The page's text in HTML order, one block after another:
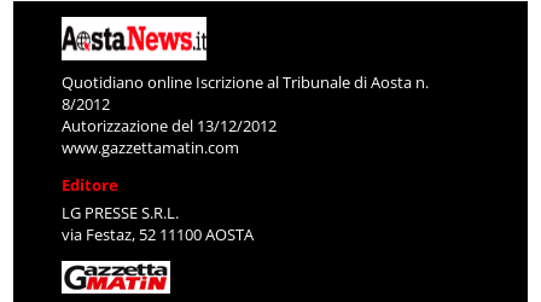
Quotidiano online Iscrizione al Tribunale di Aosta n.
8/2012
Autorizzazione del 13/12/2012
www.gazzettamatin.com
Editore
LG PRESSE S.R.L.
via Festaz, 52 11100 AOSTA